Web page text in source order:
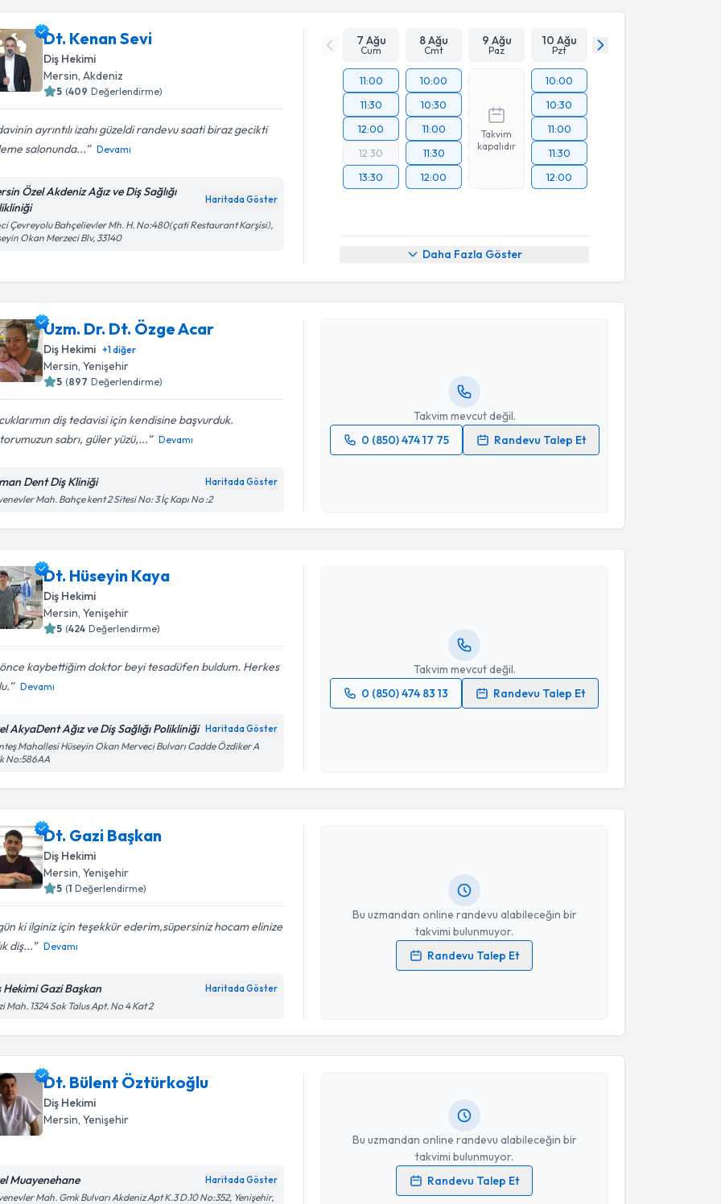
Dt. Kenan Sevi
Diş Hekimi
Mersin , Akdeniz
5 (409 Değerlendirme)
ayrıntılı izahı güzeldi randevu saati biraz gecikti
salonunda...
Devamı
Özel Akdeniz Ağız ve Diş Sağlığı
Haritada Göster
Çevreyolu Bahçelievler Mh. H. No:480(çati Restaurant Karşisi),
Okan Merzeci Blv, 33140
7 Ağu
Cum
8 Ağu
Cmt
9 Ağu
Paz
10 Ağu
Pzt
11:00
11:30
12:00
12:30
13:30
10:00
10:30
11:00
11:30
12:00
Takvim
kapalıdır
10:00
10:30
11:00
11:30
12:00
Daha Fazla Göster
Uzm. Dr. Dt. Özge Acar
Diş Hekimi +1diğer
Mersin, Yenişehir
5 (897 Değerlendirme)
diş tedavisi için kendisine başvurduk.
sabrı, güler yüzü,...
Devamı
Dent Diş Kliniği Haritada Göster
Mah. Bahçe kent 2 Sitesi No: 3 İç Kapı No :2
Takvim mevcut değil.
0 (850) 474 17 75
Randevu Talep Et
Randevu Takvimi Talebi
Uzm. Dr. Dt. Özge Acar
Takvim Talebini Gönder
Dt. Hüseyin Kaya
Diş Hekimi
Mersin, Yenişehir
5 (424 Değerlendirme)
kaybettiğim doktor beyi tesadüfen buldum. Herkes
Devamı
AkyaDent Ağız ve Diş Sağlığı Polikliniği Haritada Göster
Mahallesi Hüseyin Okan Merveci Bulvarı Cadde Özdiker A
No:586AA
Takvim mevcut değil.
0 (850) 474 83 13
Randevu Talep Et
Dt. Gazi Başkan
Diş Hekimi
Mersin, Yenişehir
5 (1 Değerlendirme)
ki ilginiz için teşekkür ederim,süpersiniz hocam elinize
diş...
Devamı
Hekimi Gazi Başkan Haritada Göster
Mah. 1324 Sok Talus Apt. No 4 Kat 2
Bu uzmandan online randevu alabileceğin bir
takvimi bulunmuyor.
Randevu Talep Et
Randevu Takvimi Talebi
Dt. Gazi Başkan
Kişisel verilerimin işlenmesine ilişkinAydınlatma Metni
Takvim Talebini Gönder
Dt. Bülent Öztürkoğlu
Diş Hekimi
Mersin, Yenişehir
Muayenehane Haritada Göster
Mah. Gmk Bulvarı Akdeniz Apt K.3 D.10 No:352, Yenişehir,
Bu uzmandan online randevu alabileceğin bir
takvimi bulunmuyor.
Randevu Talep Et
Dt. Bülent Öztürkoğluiçin randevu takvimi talebi oluşturun.
Size bu uzmandan randevu almanız için bir takvim
Kişisel verilerimin işlenmesine ilişkinAydınlatma Metni